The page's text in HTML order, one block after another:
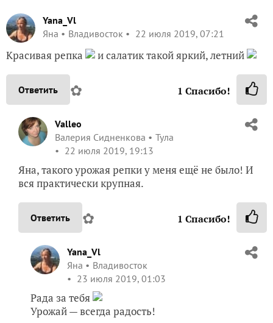
Yana_Vl
Яна
Владивосток 22 июля 2019, 07:21
Красивая репка и салатик такой яркий, летний
Ответить ✿ 1 Спасибо!
Valleo
Валерия Сидненкова
Тула
22 июля 2019, 19:13
Яна, такого урожая репки у меня ещё не было! И
вся практически крупная.
Ответить ✿ 1 Спасибо!
Yana_Vl
Яна
Владивосток
23 июля 2019, 01:03
Рада за тебя
Урожай — всегда радость!